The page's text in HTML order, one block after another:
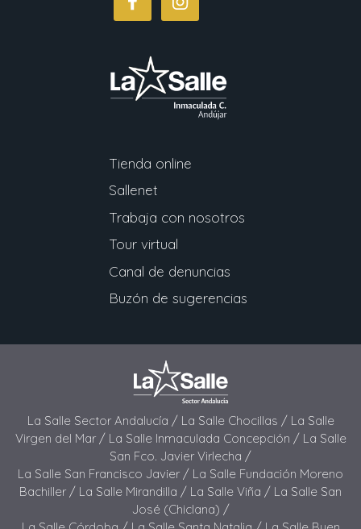
Tienda online
Sallenet
Trabaja con nosotros
Tour virtual
Canal de denuncias
Buzón de sugerencias
La Salle Sector Andalucía / La Salle Chocillas / La Salle
Virgen del Mar / La Salle Inmaculada Concepción / La Salle
San Fco. Javier Virlecha /
La Salle San Francisco Javier / La Salle Fundación Moreno
Bachiller / La Salle Mirandilla / La Salle Viña / La Salle San
José (Chiclana) /